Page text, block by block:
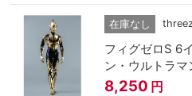
在庫なし
フィグゼロS 6
ン・ウルトラマ
8,250 円